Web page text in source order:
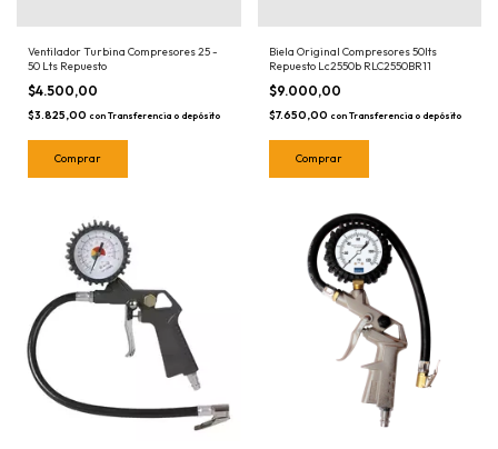
Ventilador Turbina Compresores 25 -
50 Lts Repuesto
$4.500,00
$3.825,00 con Transferencia o depósito
Biela Original Compresores 50lts
Repuesto Lc2550b RLC2550BR11
$9.000,00
$7.650,00 con Transferencia o depósito